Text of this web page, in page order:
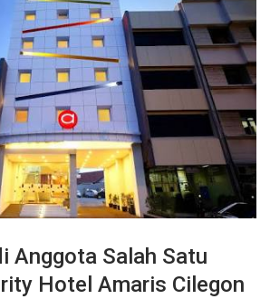
Anggota Salah Satu
Hotel Amaris Cilegon